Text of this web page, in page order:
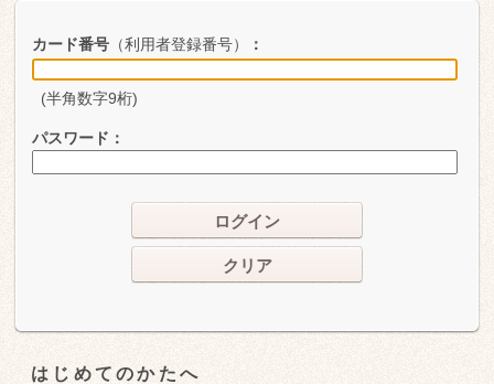
カード番号 （利用者登録番号） ：
(半角数字9桁)
パスワード ：
ログイン
クリア
はじめてのかたへ